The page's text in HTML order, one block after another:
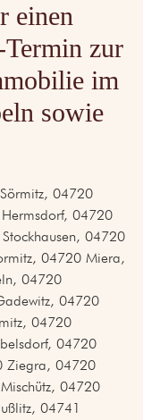
einen
Termin zur
im
sowie
04720
04720
04720
04720 Miera,
04720
04720
04720
04720
Ziegra, 04720
04720
04741